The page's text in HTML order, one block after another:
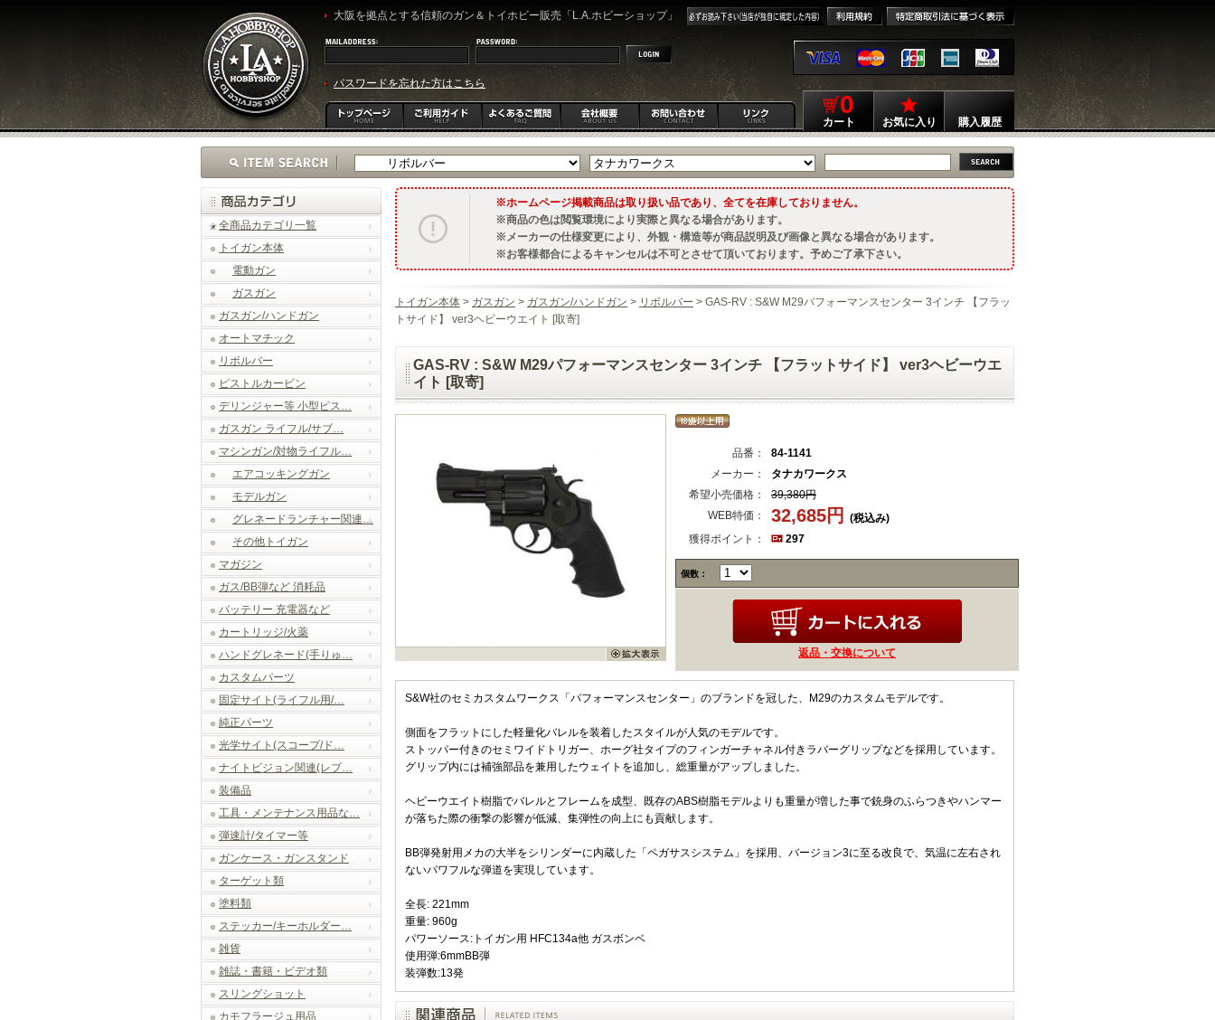
大阪を拠点とする信頼のガン＆トイホビー販売「L.A.ホビーショップ」
パスワードを忘れた方はこちら
0
カート お気に入り 購入履歴
全商品カテゴリ一覧
トイガン本体
電動ガン
ガスガン
ガスガン/ハンドガン
オートマチック
リボルバー
ピストルカービン
デリンジャー等 小型ピス…
ガスガン ライフル/サブ…
マシンガン/対物ライフル…
エアコッキングガン
モデルガン
グレネードランチャー関連…
その他トイガン
マガジン
ガス/BB弾など 消耗品
バッテリー 充電器など
カートリッジ/火薬
ハンドグレネード(手りゅ…
カスタムパーツ
固定サイト(ライフル用/…
純正パーツ
光学サイト(スコープ/ド…
ナイトビジョン関連(レプ…
装備品
工具・メンテナンス用品な…
弾速計/タイマー等
ガンケース・ガンスタンド
ターゲット類
塗料類
ステッカー/キーホルダー…
雑貨
雑誌・書籍・ビデオ類
スリングショット
カモフラージュ用品
ホームページ掲載商品は取り扱い品であり、全てを在庫しておりません。
商品の色は閲覧環境により実際と異なる場合があります。
メーカーの仕様変更により、外観・構造等が商品説明及び画像と異なる場合があります。
お客様都合によるキャンセルは不可とさせて頂いております。予めご了承下さい。
トイガン本体 > ガスガン > ガスガン/ハンドガン > リボルバー > GAS-RV : S&W M29パフォーマンスセンター 3インチ 【フラッ
トサイド】 ver3ヘビーウエイト [取寄]
GAS-RV : S&W M29パフォーマンスセンター 3インチ 【フラットサイド】 ver3ヘビーウエ
イト [取寄]
品番：
84-1141
メーカー：
タナカワークス
希望小売価格：
39,380円
WEB特価：
32,685円
(税込み)
獲得ポイント：
297
個数：
返品・交換について
S&W社のセミカスタムワークス「パフォーマンスセンター」のブランドを冠した、M29のカスタムモデルです。
側面をフラットにした軽量化バレルを装着したスタイルが人気のモデルです。
ストッパー付きのセミワイドトリガー、ホーグ社タイプのフィンガーチャネル付きラバーグリップなどを採用しています。
グリップ内には補強部品を兼用したウェイトを追加し、総重量がアップしました。
ヘビーウエイト樹脂でバレルとフレームを成型、既存のABS樹脂モデルよりも重量が増した事で銃身のふらつきやハンマー
が落ちた際の衝撃の影響が低減、集弾性の向上にも貢献します。
BB弾発射用メカの大半をシリンダーに内蔵した「ペガサスシステム」を採用、バージョン3に至る改良で、気温に左右され
ないパワフルな弾道を実現しています。
全長: 221mm
重量: 960g
パワーソース:トイガン用 HFC134a他 ガスボンベ
使用弾:6mmBB弾
装弾数:13発